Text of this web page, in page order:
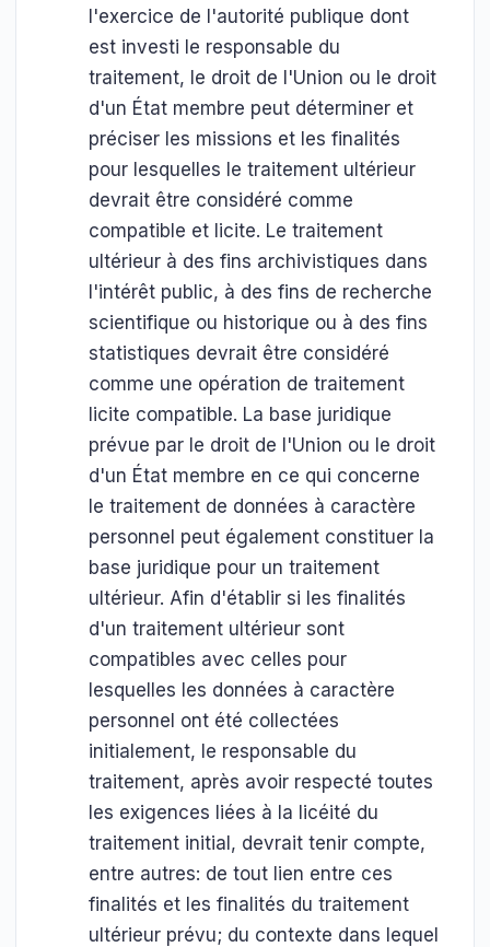
l'exercice de l'autorité publique dont
est investi le responsable du
traitement, le droit de l'Union ou le droit
d'un État membre peut déterminer et
préciser les missions et les finalités
pour lesquelles le traitement ultérieur
devrait être considéré comme
compatible et licite. Le traitement
ultérieur à des fins archivistiques dans
l'intérêt public, à des fins de recherche
scientifique ou historique ou à des fins
statistiques devrait être considéré
comme une opération de traitement
licite compatible. La base juridique
prévue par le droit de l'Union ou le droit
d'un État membre en ce qui concerne
le traitement de données à caractère
personnel peut également constituer la
base juridique pour un traitement
ultérieur. Afin d'établir si les finalités
d'un traitement ultérieur sont
compatibles avec celles pour
lesquelles les données à caractère
personnel ont été collectées
initialement, le responsable du
traitement, après avoir respecté toutes
les exigences liées à la licéité du
traitement initial, devrait tenir compte,
entre autres: de tout lien entre ces
finalités et les finalités du traitement
ultérieur prévu; du contexte dans lequel